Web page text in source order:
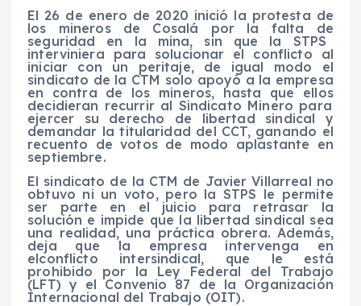
El 26 de enero de 2020 inició la protesta de
los mineros de Cosalá porla falta de
seguridad en la mina, sin que la STPS
interviniera para solucionar el conflicto al
iniciar con un peritaje, de igual modo el
sindicato de la CTM soloapoyó a la empresa
en contra de los mineros, hasta que ellos
decidieran recurrir al Sindicato Minero para
ejercer su derecho de libertad sindical y
demandar la titularidad del CCT, ganando el
recuento de votos de modo aplastante en
septiembre.
El sindicato de la CTM de Javier Villarreal no
obtuvo ni un voto, pero la STPS le permite
ser parte en el juicio para retrasar la
solución e impide que la libertad sindical sea
una realidad, una práctica obrera. Además,
deja que la empresa intervenga en
elconflicto intersindical, que leestá
prohibido por la Ley Federal del Trabajo
(LFT) y el Convenio 87 de la Organización
Internacional del Trabajo (OIT).